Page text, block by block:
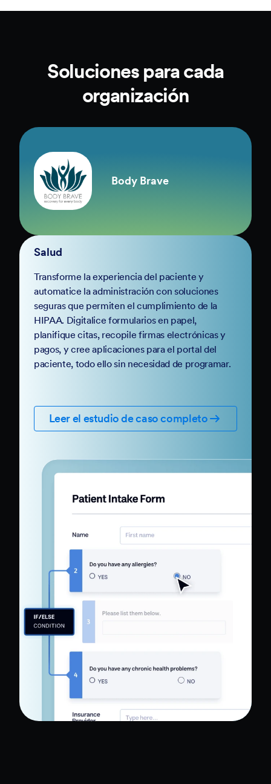
Soluciones para cada
organización
Body Brave
Salud
Transforme la experiencia del paciente y
automatice la administración con soluciones
seguras que permiten el cumplimiento de la
HIPAA. Digitalice formularios en papel,
planifique citas, recopile firmas electrónicas y
pagos, y cree aplicaciones para el portal del
paciente, todo ello sin necesidad de programar.
Leer el estudio de caso completo